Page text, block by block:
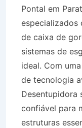
Pontal em
especializados
de caixa de
sistemas de
ideal. Com
de tecnologia
Desentupidora
confiável para
estruturas